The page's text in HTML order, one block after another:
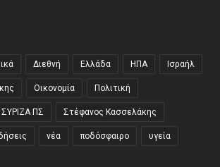
Διεθνή Ελλάδα ΗΠΑ Ισραήλ
Οικονομία Πολιτική
ΣΥΡΙΖΑ ΠΣ Στέφανος Κασσελάκης
νέα ποδόσφαιρο υγεία